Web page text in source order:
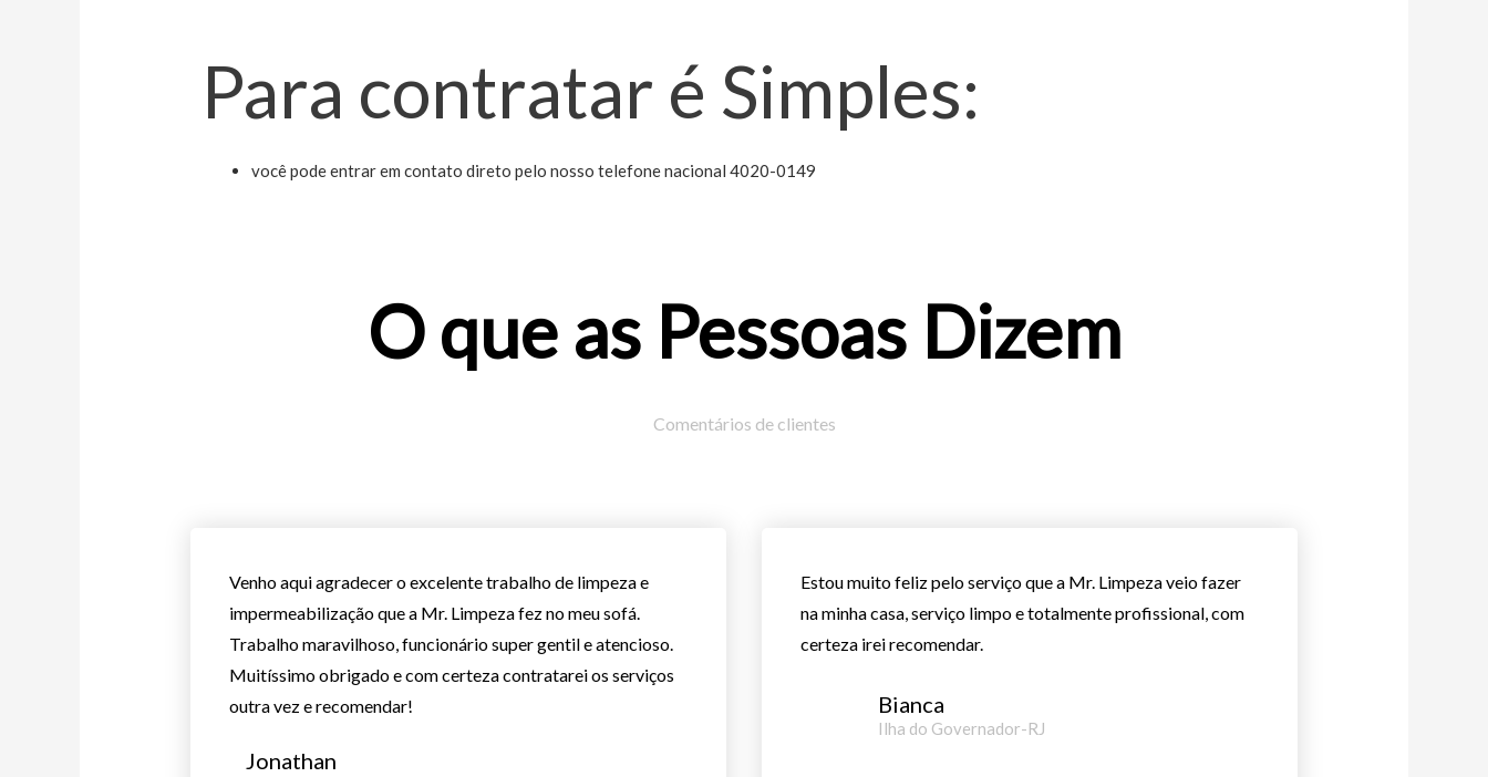
Para contratar é Simples:
você pode entrar em contato direto pelo nosso telefone nacional 4020-0149
O que as Pessoas Dizem​
Comentários de clientes
Venho aqui agradecer o excelente trabalho de limpeza e
impermeabilização que a Mr. Limpeza fez no meu sofá.
Trabalho maravilhoso, funcionário super gentil e atencioso.
Muitíssimo obrigado e com certeza contratarei os serviços
outra vez e recomendar!
Jonathan
Estou muito feliz pelo serviço que a Mr. Limpeza veio fazer
na minha casa, serviço limpo e totalmente profissional, com
certeza irei recomendar.
Bianca
Ilha do Governador-RJ